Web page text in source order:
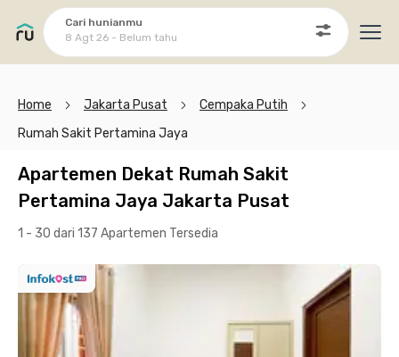
Cari hunianmu
8 Agt 26 - Belum tahu
Home Jakarta Pusat
Cempaka Putih
Rumah Sakit Pertamina Jaya
Apartemen Dekat Rumah Sakit
Pertamina Jaya Jakarta Pusat
1 - 30 dari 137 Apartemen Tersedia